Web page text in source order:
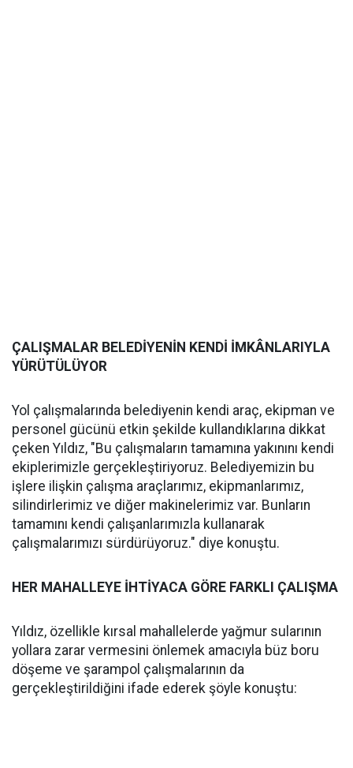
ÇALIŞMALAR BELEDİYENİN KENDİ İMKÂNLARIYLA
YÜRÜTÜLÜYOR
Yol çalışmalarında belediyenin kendi araç, ekipman ve
personel gücünü etkin şekilde kullandıklarına dikkat
çeken Yıldız, "Bu çalışmaların tamamına yakınını kendi
ekiplerimizle gerçekleştiriyoruz. Belediyemizin bu
işlere ilişkin çalışma araçlarımız, ekipmanlarımız,
silindirlerimiz ve diğer makinelerimiz var. Bunların
tamamını kendi çalışanlarımızla kullanarak
çalışmalarımızı sürdürüyoruz." diye konuştu.
HER MAHALLEYE İHTİYACA GÖRE FARKLI ÇALIŞMA
Yıldız, özellikle kırsal mahallelerde yağmur sularının
yollara zarar vermesini önlemek amacıyla büz boru
döşeme ve şarampol çalışmalarının da
gerçekleştirildiğini ifade ederek şöyle konuştu: